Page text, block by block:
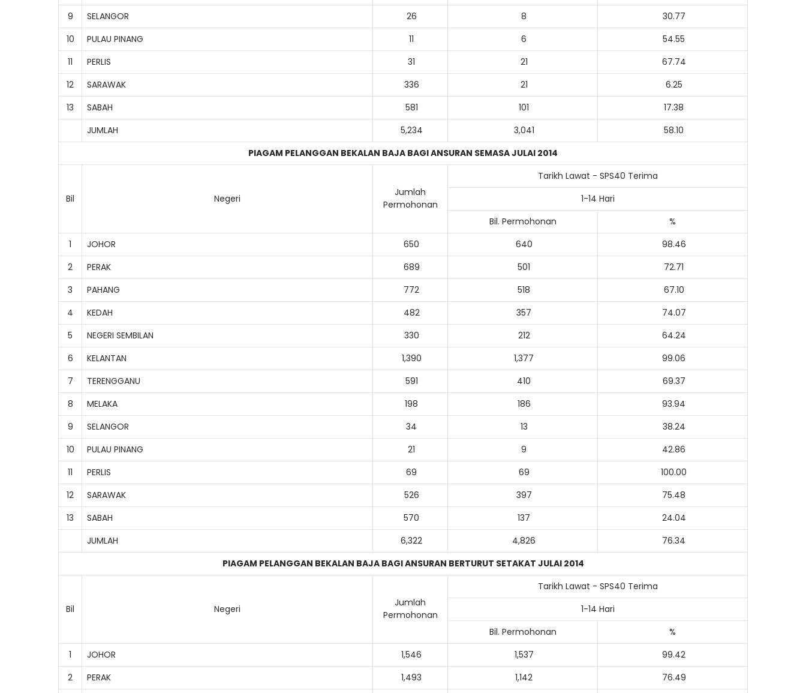
9
SELANGOR 26 8
30.77
10
PULAU PINANG 11 6
54.55
11
PERLIS 31 21
67.74
12
SARAWAK 336 21
6.25
13
SABAH 581 101
17.38
JUMLAH
5,234 3,041
58.10
PIAGAM PELANGGAN BEKALAN BAJA BAGI ANSURAN SEMASAJULAI 2014
Bil Negeri
Jumlah
Permohonan
Tarikh Lawat - SPS40 Terima
1-14 Hari
Bil. Permohonan
%
1
JOHOR 650 640
98.46
2
PERAK 689 501
72.71
3
PAHANG 772 518
67.10
4
KEDAH 482 357
74.07
5
NEGERI SEMBILAN 330 212
64.24
6
KELANTAN 1,390 1,377
99.06
7
TERENGGANU 591 410
69.37
8
MELAKA 198 186
93.94
9
SELANGOR 34 13
38.24
10
PULAU PINANG 21 9
42.86
11
PERLIS 69 69
100.00
12
SARAWAK 526 397
75.48
13
SABAH 570 137
24.04
JUMLAH
6,322 4,826
76.34
PIAGAM PELANGGAN BEKALAN BAJA BAGI ANSURAN BERTURUT SETAKAT JULAI 2014
Bil Negeri
Jumlah
Permohonan
Tarikh Lawat - SPS40 Terima
1-14 Hari
Bil. Permohonan
%
1
JOHOR 1,546 1,537
99.42
2
PERAK 1,493 1,142
76.49